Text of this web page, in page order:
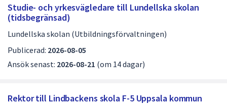
Studie- och yrkesvägledare till Lundellska skolan
(tidsbegränsad)
Lundellska skolan (Utbildningsförvaltningen)
Publicerad: 2026-08-05
Ansök senast: 2026-08-21 (om 14 dagar)
Rektor till Lindbackens skola F-5 Uppsala kommun